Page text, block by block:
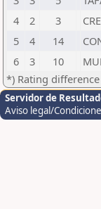
4
2 3
5
4 14
6
3 10
*) Rating
Servidor de
Aviso legal/